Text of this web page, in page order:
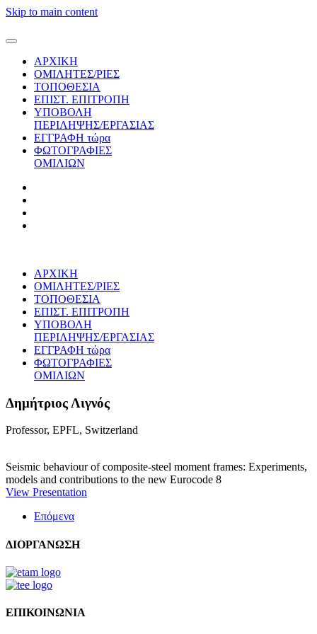
Skip to main content
ΑΡΧΙΚΗ
ΟΜΙΛΗΤΕΣ/ΡΙΕΣ
ΤΟΠΟΘΕΣΙΑ
ΕΠΙΣΤ. ΕΠΙΤΡΟΠΗ
ΥΠΟΒΟΛΗ
ΠΕΡΙΛΗΨΗΣ/ΕΡΓΑΣΙΑΣ
ΕΓΓΡΑΦΗ τώρα
ΦΩΤΟΓΡΑΦΙΕΣ
ΟΜΙΛΙΩΝ
ΑΡΧΙΚΗ
ΟΜΙΛΗΤΕΣ/ΡΙΕΣ
ΤΟΠΟΘΕΣΙΑ
ΕΠΙΣΤ. ΕΠΙΤΡΟΠΗ
ΥΠΟΒΟΛΗ
ΠΕΡΙΛΗΨΗΣ/ΕΡΓΑΣΙΑΣ
ΕΓΓΡΑΦΗ τώρα
ΦΩΤΟΓΡΑΦΙΕΣ
ΟΜΙΛΙΩΝ
Δημήτριος Λιγνός
Professor, EPFL, Switzerland
Seismic behaviour of composite-steel moment frames: Experiments,
models and contributions to the new Eurocode 8
View Presentation
Επόμενα
ΔΙΟΡΓΑΝΩΣΗ
ΕΠΙΚΟΙΝΩΝΙΑ